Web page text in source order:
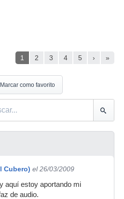
1 2 3 4 5 › »
Marcar como favorito
Cubero) el 26/03/2009
aquí estoy aportando mi
de audio.